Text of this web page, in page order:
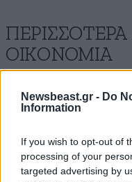
Newsbeast.gr - Do
Information
If you wish to opt-out of
processing of your
targeted advertising by
ΟΙΚΟΝΟΜΙΑ